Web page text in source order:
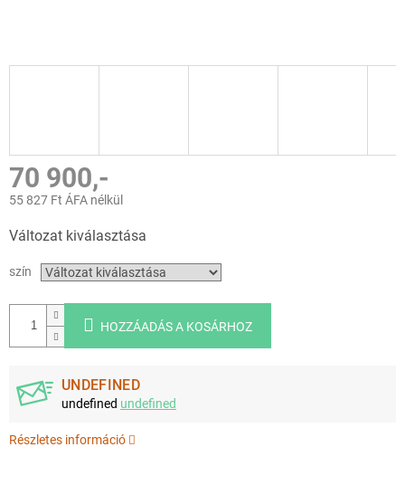
70 900,-
55 827 Ft ÁFA nélkül
Változat kiválasztása
szín
HOZZÁADÁS A KOSÁRHOZ
UNDEFINED
undefined undefined
Részletes információ